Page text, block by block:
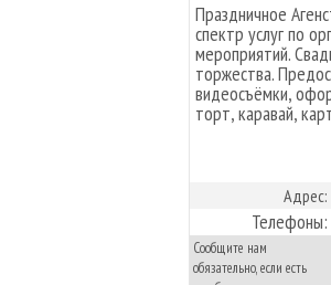
Праздничное
спектр услуг по
мероприятий.
торжества.
видеосъёмки,
торт, каравай,
Адрес:
Телефоны:
Сообщите нам
обязательно, если есть